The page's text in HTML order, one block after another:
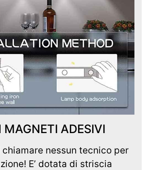
MAGNETI ADESIVI
chiamare nessun tecnico per
E’ dotata di striscia